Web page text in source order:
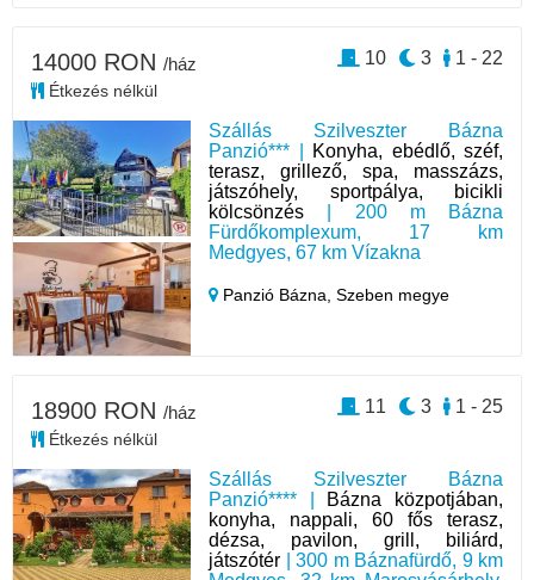
Szállás Szilveszter Bázna
Panzió*** |
Konyha, ebédlő, széf,
terasz, grillező, spa, masszázs,
játszóhely, sportpálya, bicikli
kölcsönzés | 200 m Bázna
Fürdőkomplexum, 17 km
Medgyes, 67 km Vízakna
Panzió Bázna,Szeben megye
14000 RON /ház
Étkezés nélkül
1 - 22
3
10
Szállás Szilveszter Bázna
Panzió**** | Bázna közpotjában,
konyha, nappali, 60 fős terasz,
dézsa, pavilon, grill, biliárd,
játszótér | 300 m Báznafürdő, 9 km
18900 RON /ház
Étkezés nélkül
1 - 25
3
11